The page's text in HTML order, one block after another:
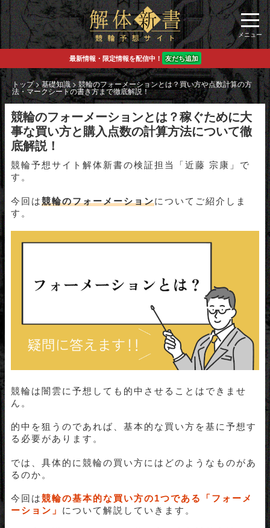
最新情報・限定情報を配信中！ 友だち追加
トップ>基礎知識> 競輪のフォーメーションとは？買い方や点数計算の方
法・マークシートの書き方まで徹底解説！
競輪のフォーメーションとは？稼ぐために大
事な買い方と購入点数の計算方法について徹
底解説！
競輪予想サイト解体新書の検証担当「近藤 宗康」で
す。
今回は競輪のフォーメーションについてご紹介しま
す。
競輪は闇雲に予想しても的中させることはできませ
ん。
的中を狙うのであれば、基本的な買い方を基に予想す
る必要があります。
では、具体的に競輪の買い方にはどのようなものがあ
るのか。
今回は競輪の基本的な買い方の1つである「フォーメ
ーション」 について解説していきます。